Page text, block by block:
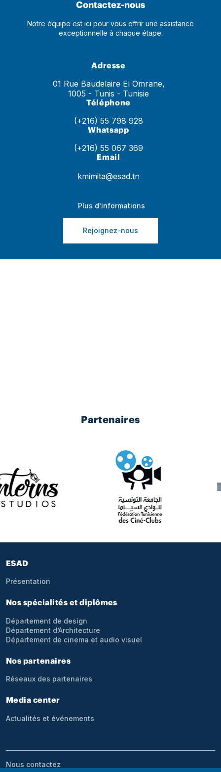
Contactez-nous
Notre équipe est ici pour vous offrir une assistance
exceptionnelle à chaque étape.
Adresse
01 Rue Baudelaire El Omrane,
1005 - Tunis - Tunisie
Téléphone
(+216) 55 798 928
Whatsapp
(+216) 55 067 369
Email
kmimita@esad.tn
Plus d'informations
Rejoignez-nous
Partenaires
Pied de page
ESAD
Présentation
Nos spécialités et diplômes
Département de design
Département d’Architecture
Département de cinema et audio visuel
Nos partenaires
Réseaux des partenaires
Media center
Actualités et événements
Menu bottom footer
Nous contactez